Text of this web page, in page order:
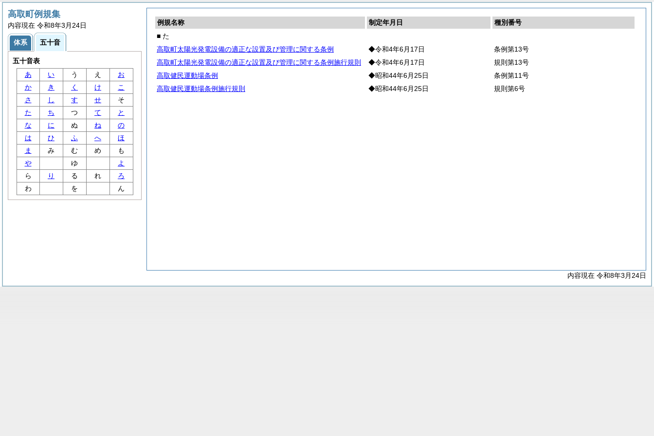
例規名称 制定年月日
種別番号
■ た
高取町太陽光発電設備の適正な設置及び管理に関する条例
◆令和4年6月17日
条例第13号
高取町太陽光発電設備の適正な設置及び管理に関する条例施行規則
◆令和4年6月17日
規則第13号
高取健民運動場条例
◆昭和44年6月25日
条例第11号
高取健民運動場条例施行規則
◆昭和44年6月25日 規則第6号
内容現在 令和8年3月24日
高取町例規集
内容現在 令和8年3月24日
体系 五十音
五十音表
あ
い う え
お
か
き く け
こ
さ
し す せ
そ
た
ち つ て
と
な
に ぬ ね
の
は
ひ ふ へ
ほ
ま
み む め
も
や
ゆ
よ
ら
り る れ
ろ
わ
を ん